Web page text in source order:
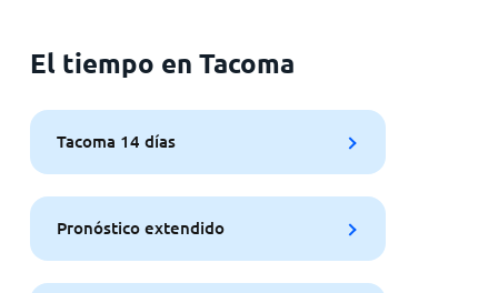
El tiempo en Tacoma
Tacoma 14 días
Pronóstico extendido